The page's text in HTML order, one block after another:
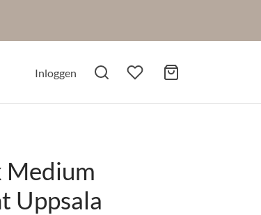
Inloggen
Medium
Uppsala